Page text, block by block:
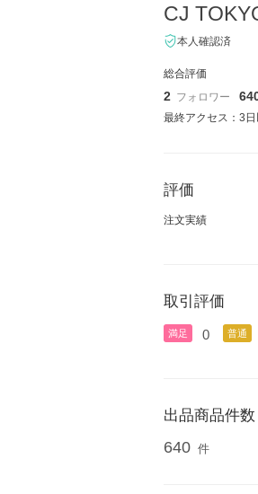
CJ
本人確認済
総合評価
2 フォロワー
最終アクセス：3日
評価
注文実績
取引評価
満足 0 普通
出品商品件数
640 件